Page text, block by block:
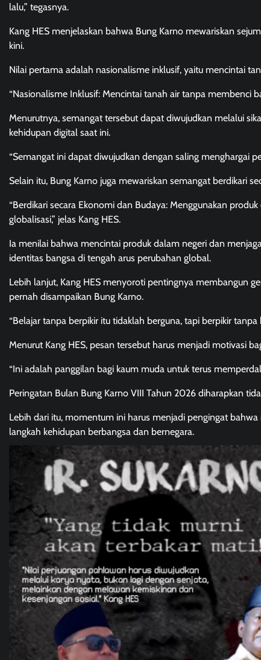
lalu,” tegasnya.
Kang HES menjelaskan bahwa Bung Karno mewariskan
kini.
Nilai pertama adalah nasionalisme inklusif, yaitu mencintai
“Nasionalisme Inklusif: Mencintai tanah air tanpa membenci
Menurutnya, semangat tersebut dapat diwujudkan melalui
kehidupan digital saat ini.
“Semangat ini dapat diwujudkan dengan saling menghargai
Selain itu, Bung Karno juga mewariskan semangat berdikari
“Berdikari secara Ekonomi dan Budaya: Menggunakan
globalisasi,” jelas Kang HES.
Ia menilai bahwa mencintai produk dalam negeri dan
identitas bangsa di tengah arus perubahan global.
Lebih lanjut, Kang HES menyoroti pentingnya membangun
pernah disampaikan Bung Karno.
“Belajar tanpa berpikir itu tidaklah berguna, tapi berpikir
Menurut Kang HES, pesan tersebut harus menjadi motivasi
“Ini adalah panggilan bagi kaum muda untuk terus
Peringatan Bulan Bung Karno VIII Tahun 2026 diharapkan
Lebih dari itu, momentum ini harus menjadi pengingat
langkah kehidupan berbangsa dan bernegara.